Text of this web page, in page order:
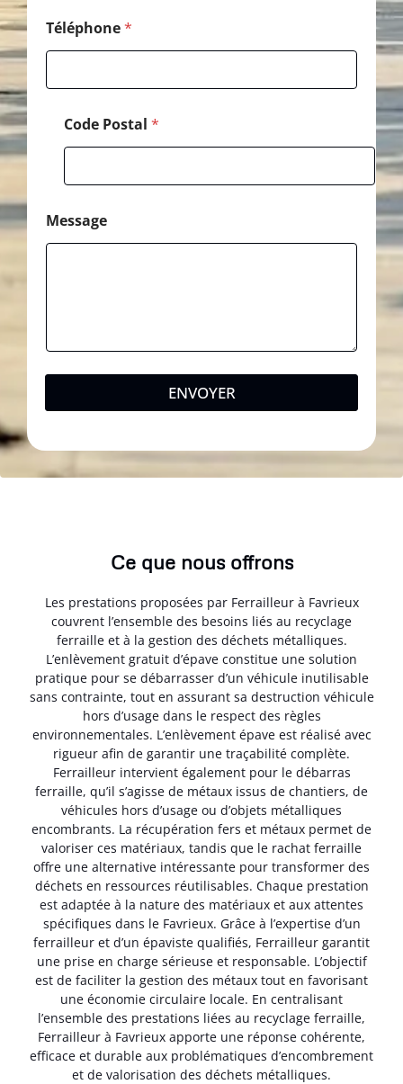
Téléphone*
Code Postal *
i
l
Message
ENVOYER
Ce que nous offrons
Les prestations proposées par Ferrailleur à Favrieux
couvrent l’ensemble des besoins liés au recyclage
ferraille et à la gestion des déchets métalliques.
L’enlèvement gratuit d’épave constitue une solution
pratique pour se débarrasser d’un véhicule inutilisable
sans contrainte, tout en assurant sa destruction véhicule
hors d’usage dans le respect des règles
environnementales. L’enlèvement épave est réalisé avec
rigueur afin de garantir une traçabilité complète.
Ferrailleur intervient également pour le débarras
ferraille, qu’il s’agisse de métaux issus de chantiers, de
véhicules hors d’usage ou d’objets métalliques
encombrants. La récupération fers et métaux permet de
valoriser ces matériaux, tandis que le rachat ferraille
offre une alternative intéressante pour transformer des
déchets en ressources réutilisables. Chaque prestation
est adaptée à la nature des matériaux et aux attentes
spécifiques dans le Favrieux. Grâce à l’expertise d’un
ferrailleur et d’un épaviste qualifiés, Ferrailleur garantit
une prise en charge sérieuse et responsable. L’objectif
est de faciliter la gestion des métaux tout en favorisant
une économie circulaire locale. En centralisant
l’ensemble des prestations liées au recyclage ferraille,
Ferrailleur à Favrieux apporte une réponse cohérente,
efficace et durable aux problématiques d’encombrement
et de valorisation des déchets métalliques.